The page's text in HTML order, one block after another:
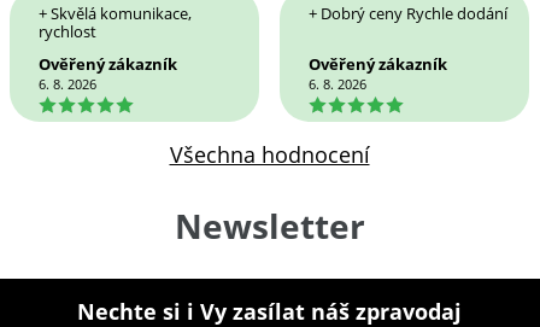
+ Skvělá komunikace,
rychlost
Ověřený zákazník
6. 8. 2026
5
+ Dobrý ceny Rychle dodání
Ověřený zákazník
6. 8. 2026
5
Všechna hodnocení
Newsletter
Nechte si i Vy zasílat náš zpravodaj